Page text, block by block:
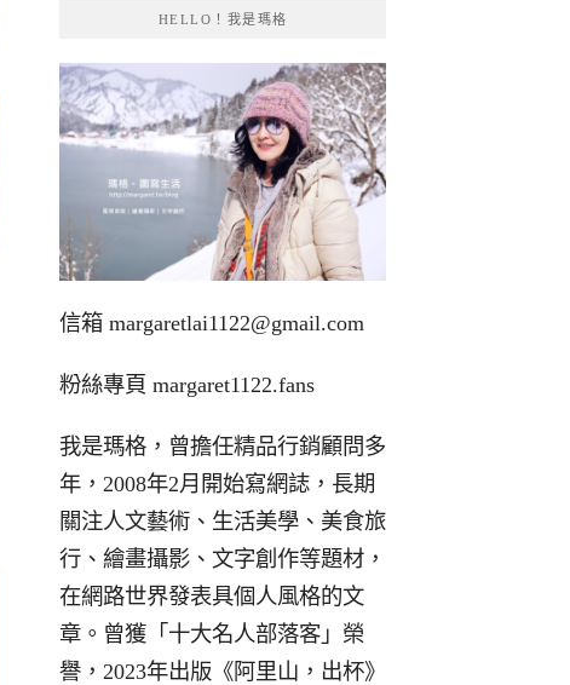
HELLO！我是瑪格
信箱 margaretlai1122@gmail.com
粉絲專頁 margaret1122.fans
我是瑪格，曾擔任精品行銷顧問多
年，2008年2月開始寫網誌，長期
關注人文藝術、生活美學、美食旅
行、繪畫攝影、文字創作等題材，
在網路世界發表具個人風格的文
章。曾獲「十大名人部落客」榮
譽，2023年出版《阿里山，出杯》